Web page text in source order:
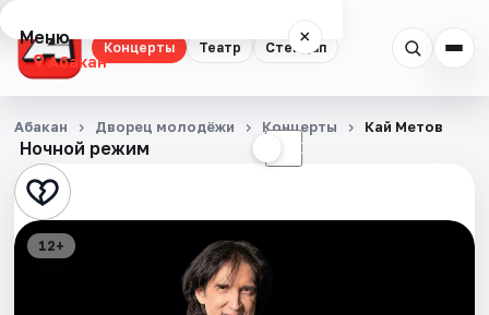
Концерты Театр Стендап
Меню ×
Абакан
Концерты
Театр
Стендап
Ночной режим ☾
Абакан Дворец молодёжи Концерты Кай Метов
12+